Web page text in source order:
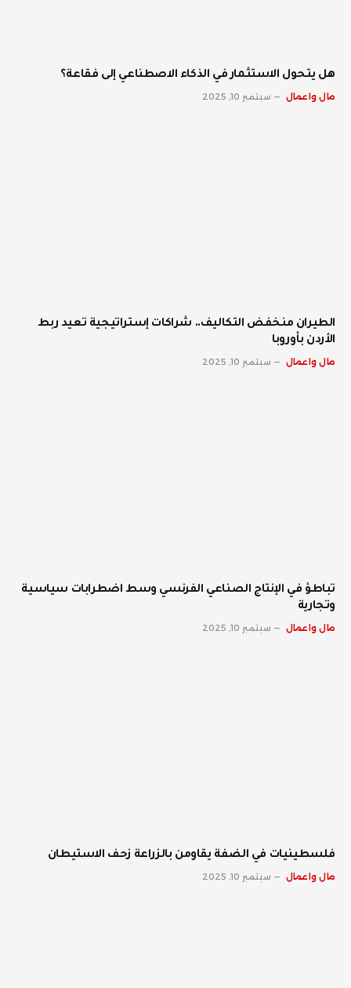
هل يتحول الاستثمار في الذكاء الاصطناعي إلى فقاعة؟
مال واعمال سبتمبر 10, 2025
الطيران منخفض التكاليف.. شراكات إستراتيجية تعيد ربط
الأردن بأوروبا
مال واعمال سبتمبر 10, 2025
تباطؤ في الإنتاج الصناعي الفرنسي وسط اضطرابات سياسية
وتجارية
مال واعمال سبتمبر 10, 2025
فلسطينيات في الضفة يقاومن بالزراعة زحف الاستيطان
مال واعمال سبتمبر 10, 2025